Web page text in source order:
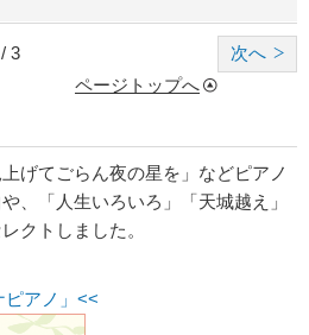
次へ
3
ページトップへ
げてごらん夜の星を」などピアノ
、「人生いろいろ」「天城越え」
クトしました。
ピアノ」<<